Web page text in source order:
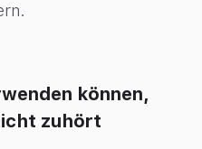
können,
zuhört